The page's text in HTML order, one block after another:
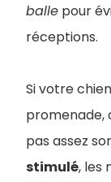
balle pour
réceptions.
Si votre
promenade,
pas assez
stimulé, les